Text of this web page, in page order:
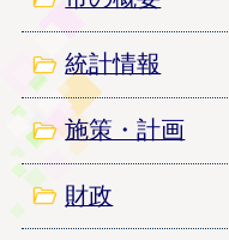
統計情報
施策・計画
財政